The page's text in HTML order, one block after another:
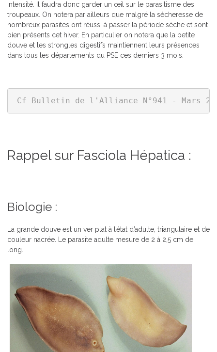
intensité. Il faudra donc garder un œil sur le parasitisme des
troupeaux. On notera par ailleurs que malgré la sécheresse de
nombreux parasites ont réussi à passer la période sèche et sont
bien présents cet hiver. En particulier on notera que la petite
douve et les strongles digestifs maintiennent leurs présences
dans tous les départements du PSE ces derniers 3 mois.
Cf Bulletin de l'Alliance N°941 - Mars
Rappel sur Fasciola Hépatica :
Biologie :
La grande douve est un ver plat à l’état d’adulte, triangulaire et de
couleur nacrée. Le parasite adulte mesure de 2 à 2,5 cm de
long.